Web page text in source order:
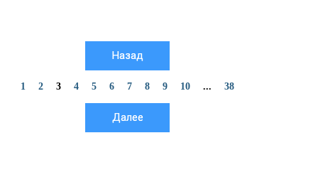
Назад
1 2 3 4 5 6 7 8 9 10 ... 38
Далее